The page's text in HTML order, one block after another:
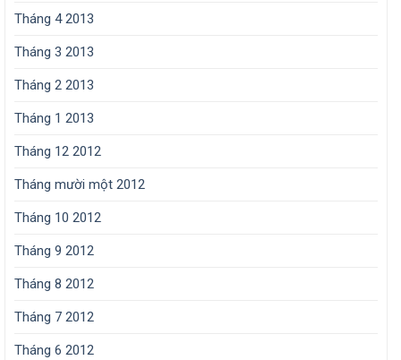
Tháng 4 2013
Tháng 3 2013
Tháng 2 2013
Tháng 1 2013
Tháng 12 2012
Tháng mười một 2012
Tháng 10 2012
Tháng 9 2012
Tháng 8 2012
Tháng 7 2012
Tháng 6 2012